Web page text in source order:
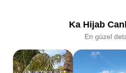
Ka Hijab
En güzel